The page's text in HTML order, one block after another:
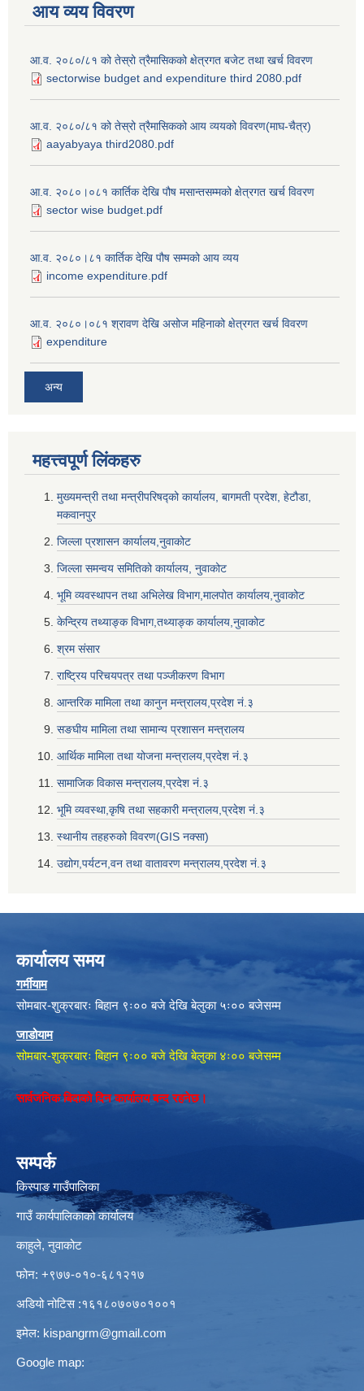
आय व्यय विवरण
आ.व. २०८०/८१ को तेस्रो त्रैमासिकको क्षेत्रगत बजेट तथा खर्च विवरण
sectorwise budget and expenditure third 2080.pdf
आ.व. २०८०/८१ को तेस्रो त्रैमासिकको आय व्ययको विवरण(माघ-चैत्र)
aayabyaya third2080.pdf
आ.व. २०८०।०८१ कार्तिक देखि पौष मसान्तसम्मको क्षेत्रगत खर्च विवरण
sector wise budget.pdf
आ.व. २०८०।८१ कार्तिक देखि पौष सम्मको आय व्यय
income expenditure.pdf
आ.व. २०८०।०८१ श्रावण देखि असोज महिनाको क्षेत्रगत खर्च विवरण
expenditure
अन्य
महत्त्वपूर्ण लि‌ंकहरु
मुख्यमन्त्री तथा मन्त्रीपरिषद्को कार्यालय, बागमती प्रदेश, हेटौडा,
मकवानपुर
जिल्ला प्रशासन कार्यालय,नुवाकोट
जिल्ला समन्वय समितिको कार्यालय, नुवाकोट
भूमि व्यवस्थापन तथा अभिलेख विभाग,मालपोत कार्यालय,नुवाकोट
केन्द्रिय तथ्याङ्क विभाग,तथ्याङ्क कार्यालय,नुवाकोट
श्रम संसार
राष्ट्रिय परिचयपत्र तथा पञ्जीकरण विभाग
आन्तरिक मामिला तथा कानुन मन्त्रालय,प्रदेश नं‌‍‌‍.३
सङघीय मामिला तथा सामान्य प्रशासन मन्त्रालय
आर्थिक मामिला तथा योजना मन्त्रालय,प्रदेश नं‌‍‌‍.३
सामाजिक विकास मन्त्रालय,प्रदेश नं‌‍‌‍.३
भूमि व्यवस्था,कृषि तथा सहकारी मन्त्रालय,प्रदेश नं‌‍‌‍.३
स्थानीय तहहरुको विवरण(GIS नक्सा)
उद्योग,पर्यटन,वन तथा वातावरण मन्त्रालय,प्रदेश नं‌‍‌‍.३
कार्यालय समय
गर्मीयाम
सोमबार-शुक्रबारः बिहान ९ः०० बजे देखि बेलुका ५ः०० बजेसम्म
जाडोयाम
सोमबार-शुक्रबारः बिहान ९ः०० बजे देखि बेलुका ४ः०० बजेसम्म
सार्वजनिक बिदाको दिन कार्यालय बन्द रहनेछ।
सम्पर्क
किस्पाङ गाउँपालिका
गाउँ कार्यपालिकाको कार्यालय
काहुले‍‍, नुवाकोट
फोन: ‌+९७७-०१०-६८१२१७
अडियो नोटिस ‌‍:१६१८०७०७०१००१
इमेल: kispangrm@gmail.com
Google map: